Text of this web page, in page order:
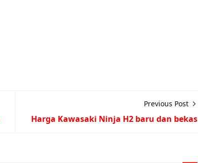
Previous Post
Harga Kawasaki Ninja H2 baru dan bekas